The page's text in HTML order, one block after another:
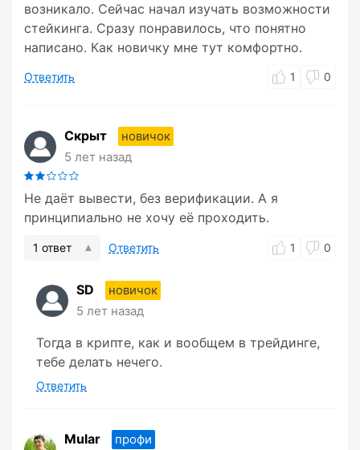
возникало. Сейчас начал изучать возможности
стейкинга. Сразу понравилось, что понятно
написано. Как новичку мне тут комфортно.
Ответить 1 0
Скрыт
новичок
5 лет назад
Не даёт вывести, без верификации. А я
принципиально не хочу её проходить.
1 ответ Ответить 1 0
SD
новичок
5 лет назад
Тогда в крипте, как и вообщем в трейдинге,
тебе делать нечего.
Ответить
Mular
профи